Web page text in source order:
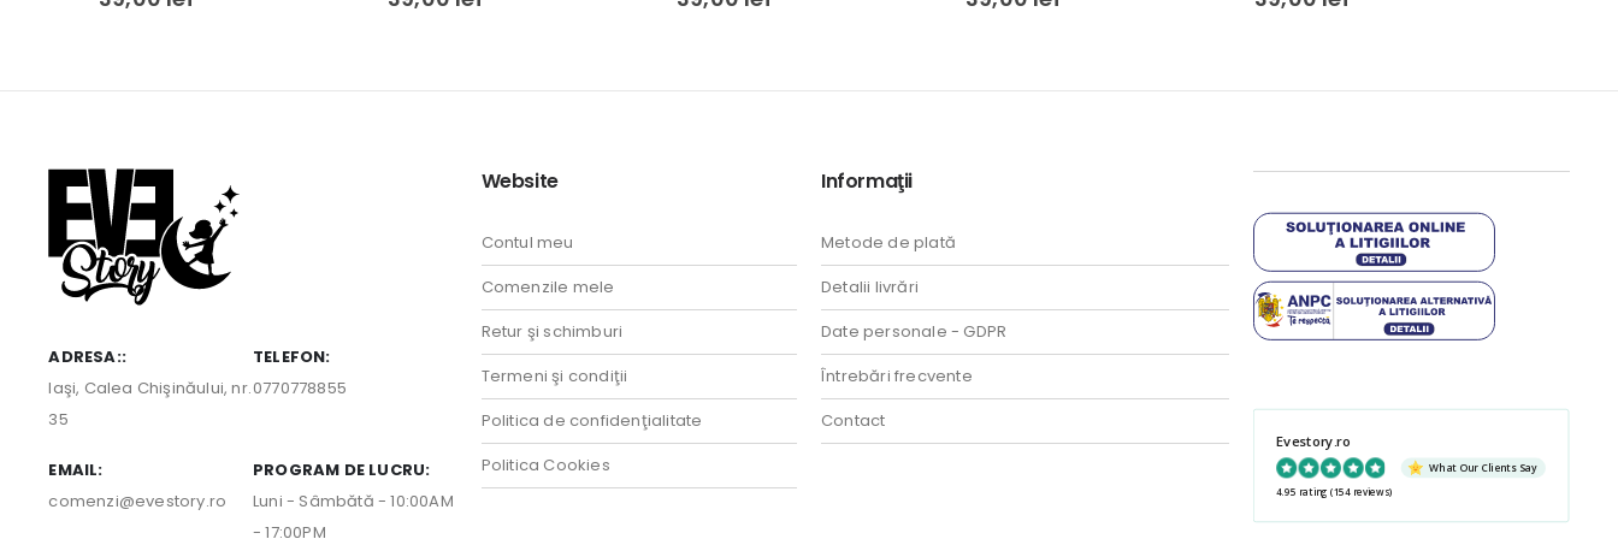
ADRESA::
Iaşi, Calea Chişinăului, nr.
35
TELEFON:
0770778855
EMAIL:
comenzi@evestory.ro
PROGRAM DE LUCRU:
Luni - Sâmbătă - 10:00AM
- 17:00PM
Website
Contul meu
Comenzile mele
Retur şi schimburi
Termeni şi condiţii
Politica de confidenţialitate
Politica Cookies
Informaţii
Metode de plată
Detalii livrări
Date personale - GDPR
Întrebări frecvente
Contact
Evestory.ro
What Our Clients Say
4.95 rating (154 reviews)